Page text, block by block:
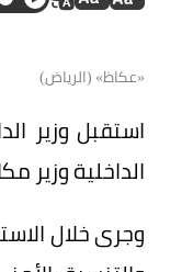
«عكاظ» (الرياض)
استقبل وزير
الداخلية وزير
وجرى خلال